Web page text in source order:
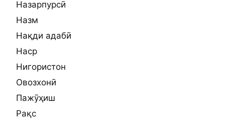
Назарпурсӣ
Назм
Нақди адабӣ
Наср
Нигористон
Овозхонӣ
Пажӯҳиш
Рақс